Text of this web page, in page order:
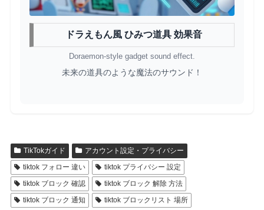
ドラえもん風 ひみつ道具 効果音
Doraemon-style gadget sound effect.
未来の道具のような魔法のサウンド！
TikTokガイド
アカウント設定・プライバシー
tiktok フォロー 違い
tiktok プライバシー 設定
tiktok ブロック 確認
tiktok ブロック 解除 方法
tiktok ブロック 通知
tiktok ブロックリスト 場所